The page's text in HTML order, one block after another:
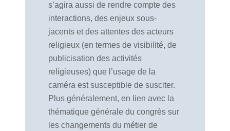
s’agira aussi de rendre compte des
interactions, des enjeux sous-
jacents et des attentes des acteurs
religieux (en termes de visibilité, de
publicisation des activités
religieuses) que l’usage de la
caméra est susceptible de susciter.
Plus généralement, en lien avec la
thématique générale du congrès sur
les changements du métier de